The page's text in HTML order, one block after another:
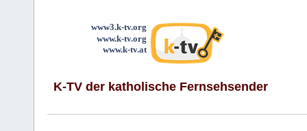
www3.k-tv.org
www.k-tv.org
www.k-tv.at
K-TV der katholische Fernsehsender